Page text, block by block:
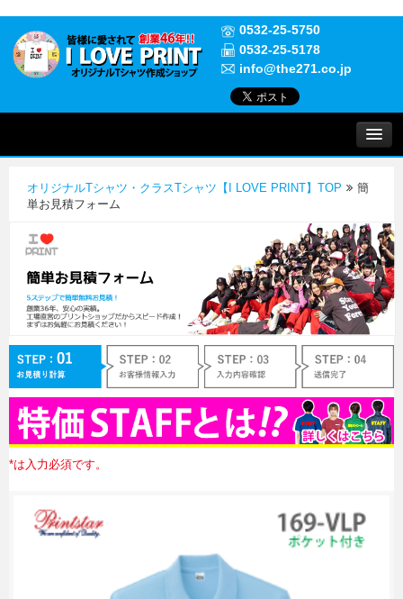
0532-25-5750
0532-25-5178
info@the271.co.jp
実績紹介
よくある質問
ご注文について
お問い合わせ
初めての方へ
無料カタログ請求
簡単お見積り
オリジナルTシャツ・クラスTシャツ【I LOVE PRINT】TOP
簡
単お見積フォーム
*は入力必須です。